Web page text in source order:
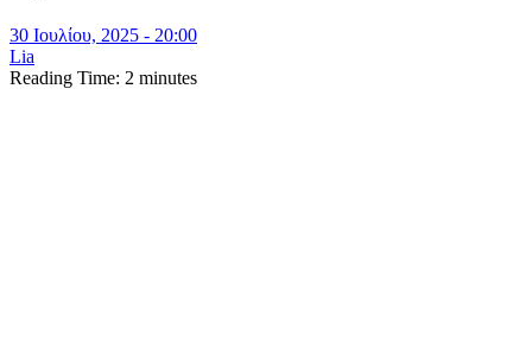
30 Ιουλίου, 2025 - 20:00
Lia
Reading Time: 2 minutes